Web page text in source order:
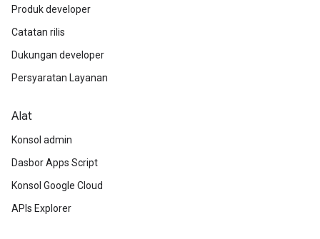
Produk developer
Catatan rilis
Dukungan developer
Persyaratan Layanan
Alat
Konsol admin
Dasbor Apps Script
Konsol Google Cloud
APIs Explorer